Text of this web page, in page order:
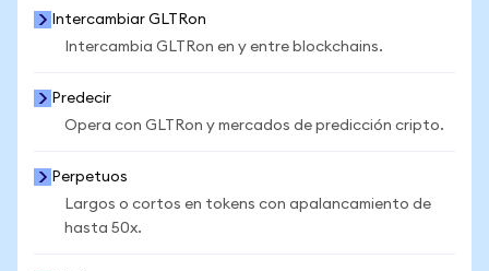
Intercambiar GLTRon
Intercambia GLTRon en y entre blockchains.
Predecir
Opera con GLTRon y mercados de predicción cripto.
Perpetuos
Largos o cortos en tokens con apalancamiento de
hasta 50x.